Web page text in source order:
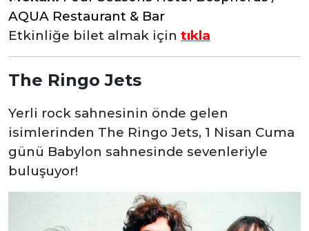
AQUA Restaurant & Bar
Etkinliğe bilet almak için tıkla
The Ringo Jets
Yerli rock sahnesinin önde gelen
isimlerinden The Ringo Jets, 1 Nisan Cuma
günü Babylon sahnesinde sevenleriyle
buluşuyor!